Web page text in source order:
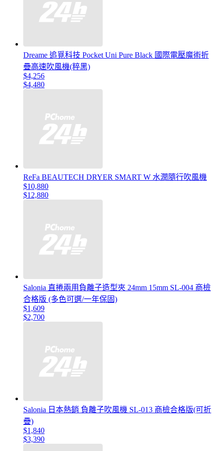
Dreame 追覓科技 Pocket Uni Pure Black 國際電壓魔術折
疊高速吹風機(粹黑)
$4,256
$4,480
ReFa BEAUTECH DRYER SMART W 水潤隨行吹風機
$10,880
$12,880
Salonia 直捲兩用負離子造型夾 24mm 15mm SL-004 商檢
合格版 (多色可選/一年保固)
$1,609
$2,700
Salonia 日本熱銷 負離子吹風機 SL-013 商檢合格版(可折
疊)
$1,840
$3,390